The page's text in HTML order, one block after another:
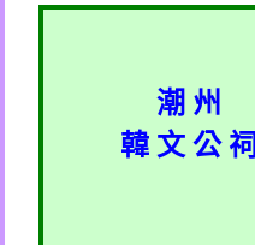
潮 州
韓 文 公 祠